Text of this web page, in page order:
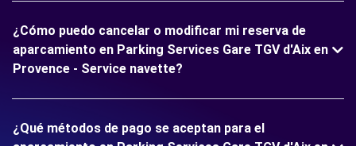
¿Cómo puedo cancelar o modificar mi reserva de
aparcamiento en Parking Services Gare TGV d'Aix en
Provence - Service navette?
¿Qué métodos de pago se aceptan para el